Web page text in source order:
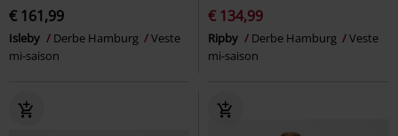
€ 161,99
Isleby Derbe Hamburg
Veste
mi-saison
€ 134,99
Ripby Derbe Hamburg
Veste
mi-saison